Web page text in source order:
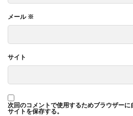
メール ※
サイト
次回のコメントで使用するためブラウザーに
サイトを保存する。